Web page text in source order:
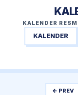
KALENDER
KALENDER
← PREV